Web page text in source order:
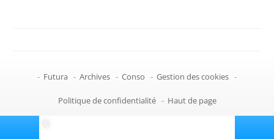
- Futura - Archives - Conso - Gestion des cookies -
Politique de confidentialité - Haut de page